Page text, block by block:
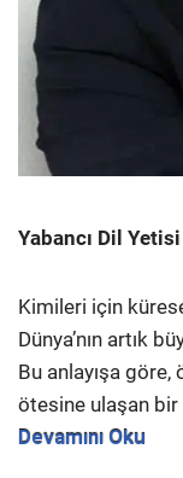
Yabancı Dil
Kimileri için
Dünya’nın artık
Bu anlayışa göre,
ötesine ulaşan bir
Devamını Oku